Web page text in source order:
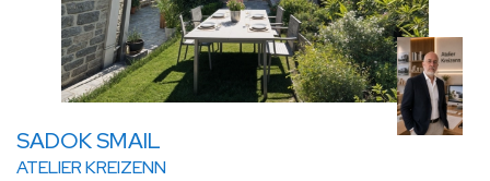
SADOK SMAIL
ATELIER KREIZENN